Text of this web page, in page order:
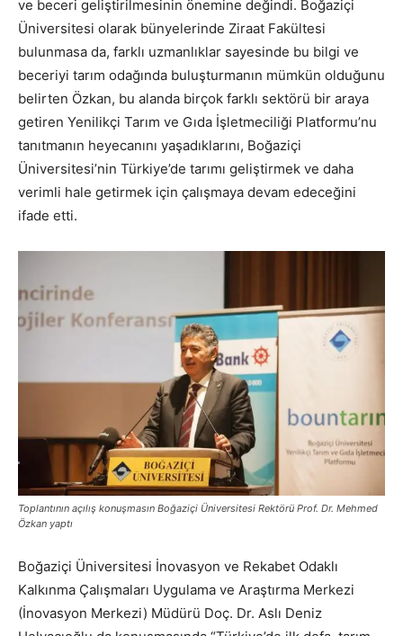
ve beceri geliştirilmesinin önemine değindi. Boğaziçi
Üniversitesi olarak bünyelerinde Ziraat Fakültesi
bulunmasa da, farklı uzmanlıklar sayesinde bu bilgi ve
beceriyi tarım odağında buluşturmanın mümkün olduğunu
belirten Özkan, bu alanda birçok farklı sektörü bir araya
getiren Yenilikçi Tarım ve Gıda İşletmeciliği Platformu’nu
tanıtmanın heyecanını yaşadıklarını, Boğaziçi
Üniversitesi’nin Türkiye’de tarımı geliştirmek ve daha
verimli hale getirmek için çalışmaya devam edeceğini
ifade etti.
Toplantının açılış konuşmasın Boğaziçi Üniversitesi Rektörü Prof. Dr. Mehmed
Özkan yaptı
Boğaziçi Üniversitesi İnovasyon ve Rekabet Odaklı
Kalkınma Çalışmaları Uygulama ve Araştırma Merkezi
(İnovasyon Merkezi) Müdürü Doç. Dr. Aslı Deniz